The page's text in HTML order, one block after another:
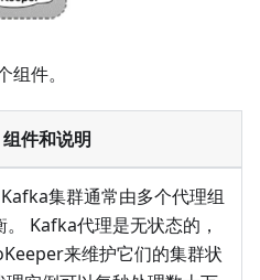
件。
组件和说明
Kafka集群通常由多个代理组
Kafka代理是无状态的，
来维护它们的集群状